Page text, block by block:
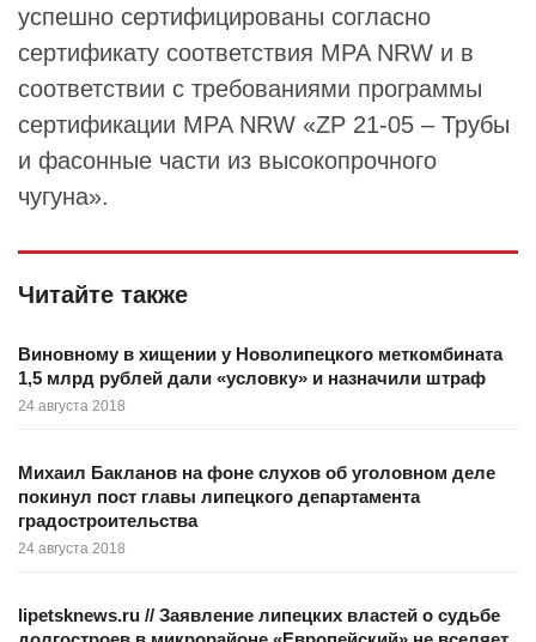
успешно сертифицированы согласно
сертификату соответствия MPA NRW и в
соответствии с требованиями программы
сертификации MPA NRW «ZP 21-05 – Трубы
и фасонные части из высокопрочного
чугуна».
Читайте также
Виновному в хищении у Новолипецкого меткомбината
1,5 млрд рублей дали «условку» и назначили штраф
24 августа 2018
Михаил Бакланов на фоне слухов об уголовном деле
покинул пост главы липецкого департамента
градостроительства
24 августа 2018
lipetsknews.ru // Заявление липецких властей о судьбе